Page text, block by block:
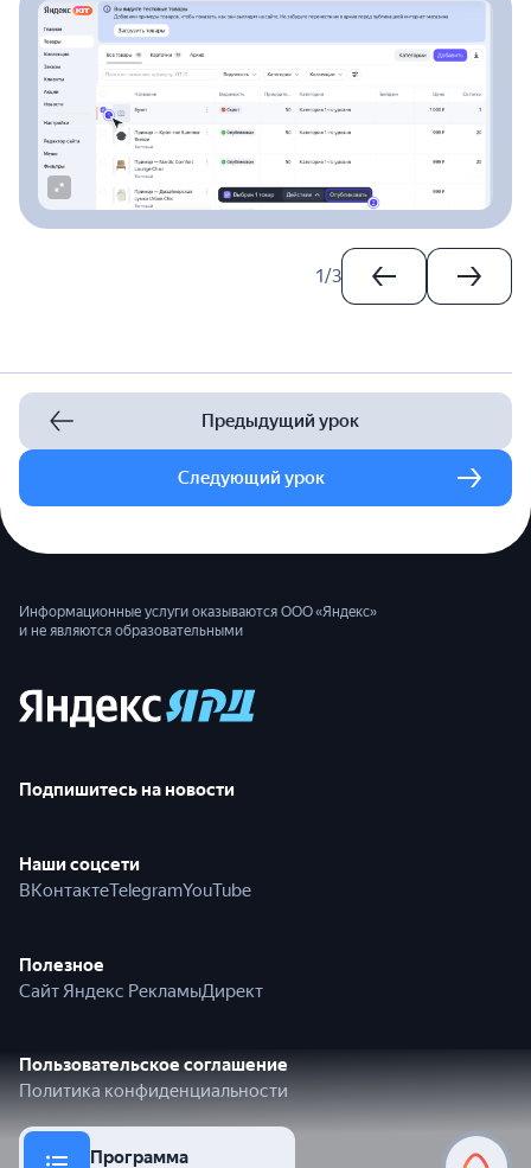
Программа
1/3
Предыдущий урок
Следующий урок
Информационные услуги оказываются ООО «Яндекс»
и не являются образовательными
Подпишитесь на новости
Наши соцсети
ВКонтактеTelegramYouTube
Полезное
Сайт Яндекс РекламыДирект
Пользовательское соглашение
Политика конфиденциальности
© 2026 Яндекс